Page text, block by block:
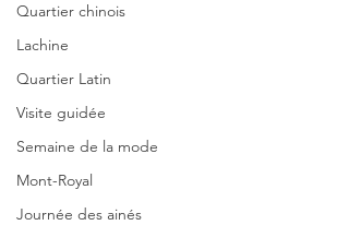
Quartier chinois
Lachine
Quartier Latin
Visite guidée
Semaine de la mode
Mont-Royal
Journée des ainés